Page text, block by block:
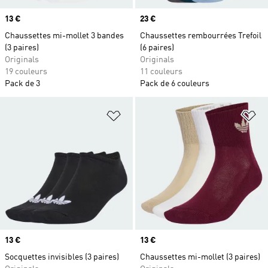
Prix
13 €
Chaussettes mi-mollet 3 bandes
(3 paires)
Originals
19 couleurs
Pack de 3
Prix
23 €
Chaussettes rembourrées Trefoil
(6 paires)
Originals
11 couleurs
Pack de 6 couleurs
Ajouter à la Liste de produits
Prix
13 €
Socquettes invisibles (3 paires)
Prix
13 €
Chaussettes mi-mollet (3 paires)